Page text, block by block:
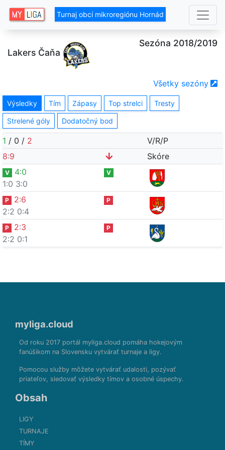
Turnaj obcí mikroregiónu Hornád
Lakers Čaňa
Sezóna 2018/2019
Všetky sezóny
Výsledky Tím Zápasy Top strelci Tresty
Strelené góly Dodatočný bod
1 / 0 / 2
V/R/P
8:9 Skóre
V 4:0
1:0 3:0
V
P 2:6
2:2 0:4
P
P 2:3
2:2 0:1
P
myliga.cloud
Od roku 2017 portál myliga.cloud pomáha hokejovým
fanúšikom na Slovensku vytvárať turnaje a ligy.
Pomocou služby môžete vytvárať udalosti, pozývať
priateľov, sledovať výsledky tímov a osobné úspechy.
Obsah
LIGY
TURNAJE
TÍMY